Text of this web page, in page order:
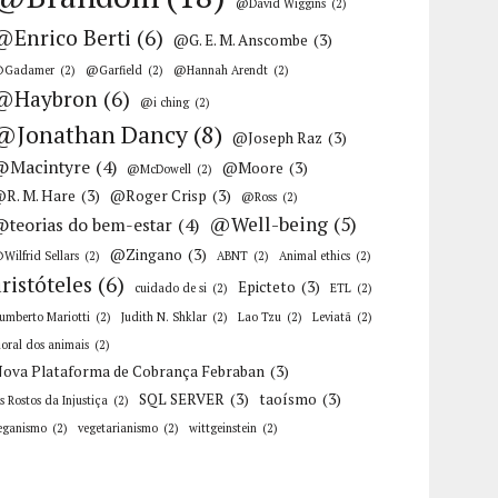
@David Wiggins (2)
Berti (6) @G. E. M. Anscombe (3)
(2) @Garfield (2) @Hannah Arendt (2)
(6) @i ching (2)
Dancy (8) @Joseph Raz (3)
(4) @McDowell (2) @Moore (3)
M. Hare (3) @Roger Crisp (3) @Ross (2)
do bem-estar (4) @Well-being (5)
Sellars (2) @Zingano (3) ABNT (2) Animal ethics (2)
(6) cuidado de si (2) Epicteto (3) ETL (2)
Mariotti (2) Judith N. Shklar (2) Lao Tzu (2) Leviatã (2)
dos animais (2)
Plataforma de Cobrança Febraban (3)
Rostos da Injustiça (2) SQL SERVER (3) taoísmo (3)
(2) vegetarianismo (2) wittgeinstein (2)